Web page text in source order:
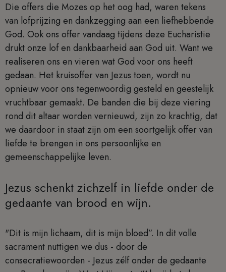
Die offers die Mozes op het oog had, waren tekens
van lofprijzing en dankzegging aan een liefhebbende
God. Ook ons offer vandaag tijdens deze Eucharistie
drukt onze lof en dankbaarheid aan God uit. Want we
realiseren ons en vieren wat God voor ons heeft
gedaan. Het kruisoffer van Jezus toen, wordt nu
opnieuw voor ons tegenwoordig gesteld en geestelijk
vruchtbaar gemaakt. De banden die bij deze viering
rond dit altaar worden vernieuwd, zijn zo krachtig, dat
we daardoor in staat zijn om een soortgelijk offer van
liefde te brengen in ons persoonlijke en
gemeenschappelijke leven.
Jezus schenkt zichzelf in liefde onder de
gedaante van brood en wijn.
"Dit is mijn lichaam, dit is mijn bloed”. In dit volle
sacrament nuttigen we dus - door de
consecratiewoorden - Jezus zélf onder de gedaante